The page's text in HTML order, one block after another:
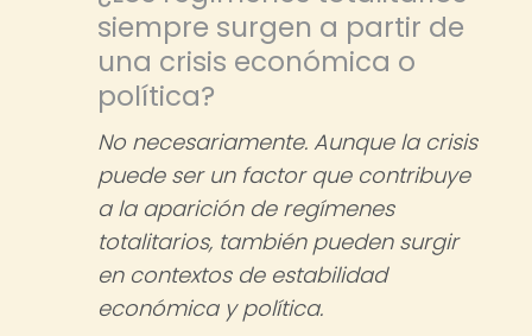
siempre surgen a partir de
una crisis económica o
política?
No necesariamente. Aunque la crisis
puede ser un factor que contribuye
a la aparición de regímenes
totalitarios, también pueden surgir
en contextos de estabilidad
económica y política.